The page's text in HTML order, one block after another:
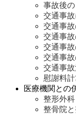
事故後の
交通事
交通事
交通事
交通事
交通事
交通事
慰謝料
医療機関との
整形外
整骨院